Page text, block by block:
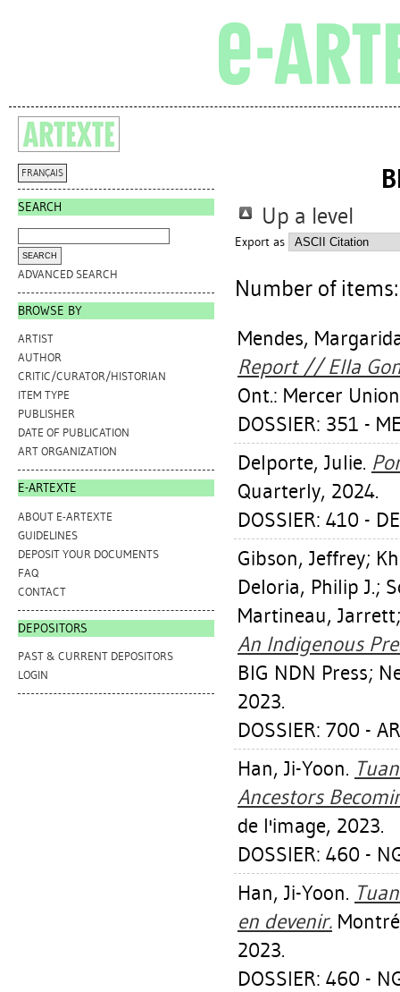
FRANÇAIS
SEARCH
ADVANCED SEARCH
BROWSE BY
ARTIST
AUTHOR
CRITIC/CURATOR/HISTORIAN
ITEM TYPE
PUBLISHER
DATE OF PUBLICATION
ART ORGANIZATION
E-ARTEXTE
ABOUT E-ARTEXTE
GUIDELINES
DEPOSIT YOUR DOCUMENTS
FAQ
CONTACT
DEPOSITORS
PAST & CURRENT DEPOSITORS
LOGIN
Up a level
Export as
Number of
Mendes,
Report // Ella
Ont.: Mercer
DOSSIER: 351 -
Delporte, Julie.
Quarterly, 2024.
DOSSIER: 410 -
Gibson, Jeffrey;
Deloria, Philip J.;
Martineau, Jarrett
An Indigenous
BIG NDN Press;
2023.
DOSSIER: 700 -
Han, Ji-Yoon.
Ancestors
de l'image, 2023.
DOSSIER: 460 -
Han, Ji-Yoon.
en devenir.
2023.
DOSSIER: 460 -